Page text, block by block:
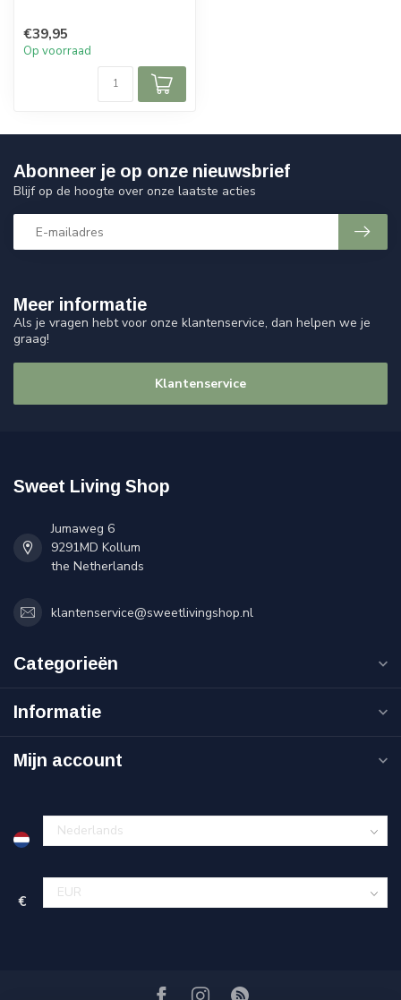
€39,95
Op voorraad
Meer informatie
Als je vragen hebt voor onze klantenservice, dan helpen we je
graag!
Klantenservice
Abonneer je op onze nieuwsbrief
Blijf op de hoogte over onze laatste acties
Sweet Living Shop
Jumaweg 6
9291MD Kollum
the Netherlands
klantenservice@sweetlivingshop.nl
Categorieën
Informatie
Mijn account
€